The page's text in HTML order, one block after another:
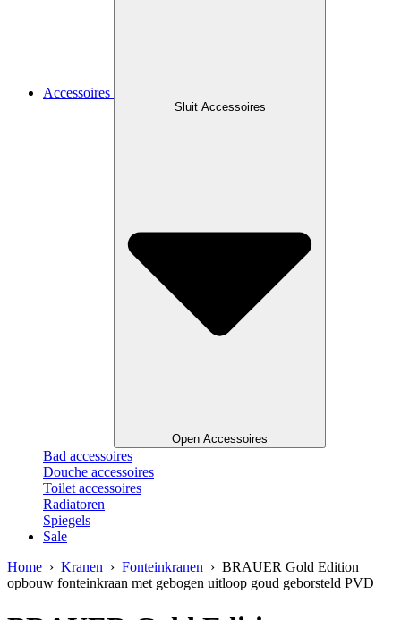
Accessoires
Sluit Accessoires
Open Accessoires
Bad accessoires
Douche accessoires
Toilet accessoires
Radiatoren
Spiegels
Sale
Home › Kranen › Fonteinkranen › BRAUER Gold Edition
opbouw fonteinkraan met gebogen uitloop goud geborsteld PVD